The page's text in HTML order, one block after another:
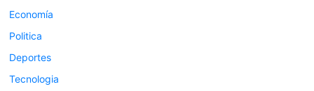
Economía
Politica
Deportes
Tecnologia